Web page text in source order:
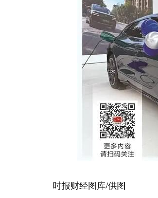
时报财经图库/供图